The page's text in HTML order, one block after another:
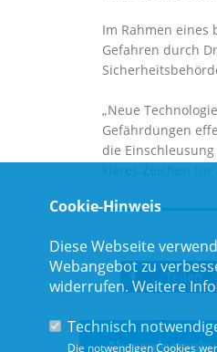
Im Rahmen eines
Gefahren durch
Neue
Gefährdungen
die
Teilen
Cookie-Hinweis
Diese Webseite
Webangebot zu
widerrufen. Weitere
Technisch
Die notwendigen Cookies